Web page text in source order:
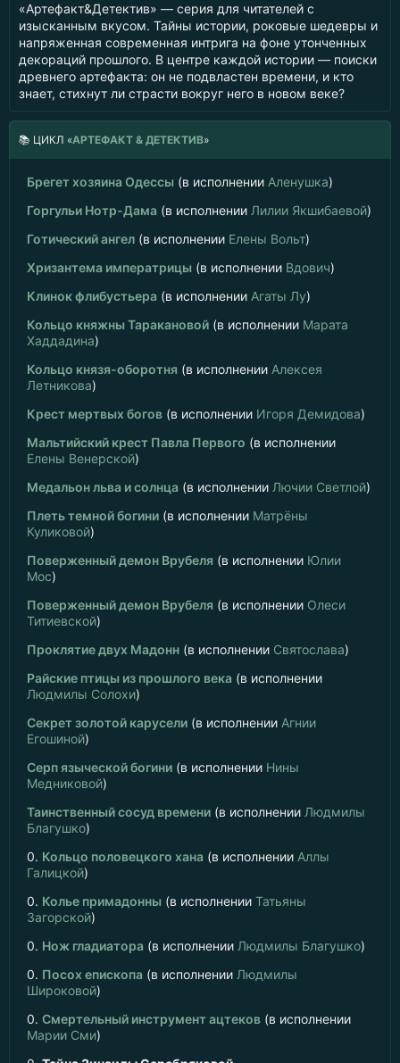
«Артефакт&Детектив» — серия для читателей с
изысканным вкусом. Тайны истории, роковые шедевры и
напряженная современная интрига на фоне утонченных
декораций прошлого. В центре каждой истории — поиски
древнего артефакта: он не подвластен времени, и кто
знает, стихнут ли страсти вокруг него в новом веке?
📚 ЦИКЛ «АРТЕФАКТ & ДЕТЕКТИВ»
Брегет хозяина Одессы (в исполнении Аленушка)
Горгульи Нотр-Дама (в исполнении Лилии Якшибаевой)
Готический ангел (в исполнении Елены Вольт)
Хризантема императрицы (в исполнении Вдович)
Клинок флибустьера (в исполнении Агаты Лу)
Кольцо княжны Таракановой (в исполнении Марата
Хаддадина)
Кольцо князя-оборотня (в исполнении Алексея
Летникова)
Крест мертвых богов (в исполнении Игоря Демидова)
Мальтийский крест Павла Первого (в исполнении
Елены Венерской)
Медальон льва и солнца (в исполнении Лючии Светлой)
Плеть темной богини (в исполнении Матрёны
Куликовой)
Поверженный демон Врубеля (в исполнении Юлии
Мос)
Поверженный демон Врубеля (в исполнении Олеси
Титиевской)
Проклятие двух Мадонн (в исполнении Святослава)
Райские птицы из прошлого века (в исполнении
Людмилы Солохи)
Секрет золотой карусели (в исполнении Агнии
Егошиной)
Серп языческой богини (в исполнении Нины
Медниковой)
Таинственный сосуд времени (в исполнении Людмилы
Благушко)
0. Кольцо половецкого хана (в исполнении Аллы
Галицкой)
0. Колье примадонны (в исполнении Татьяны
Загорской)
0. Нож гладиатора (в исполнении Людмилы Благушко)
0. Посох епископа (в исполнении Людмилы
Широковой)
0. Смертельный инструмент ацтеков (в исполнении
Марии Сми)